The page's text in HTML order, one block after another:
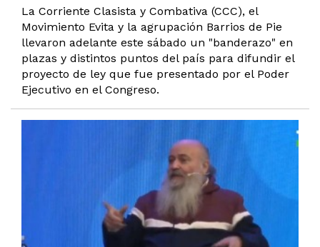
La Corriente Clasista y Combativa (CCC), el
Movimiento Evita y la agrupación Barrios de Pie
llevaron adelante este sábado un "banderazo" en
plazas y distintos puntos del país para difundir el
proyecto de ley que fue presentado por el Poder
Ejecutivo en el Congreso.